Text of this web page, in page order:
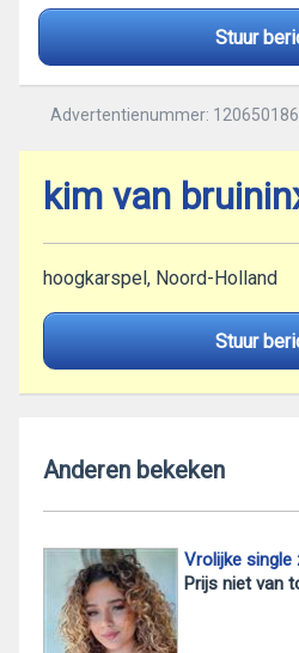
Stuur
Advertentienummer: 120650186
kim van
hoogkarspel, Noord-Holland
Stuur
Anderen bekeken
Vrolijke
Prijs niet van